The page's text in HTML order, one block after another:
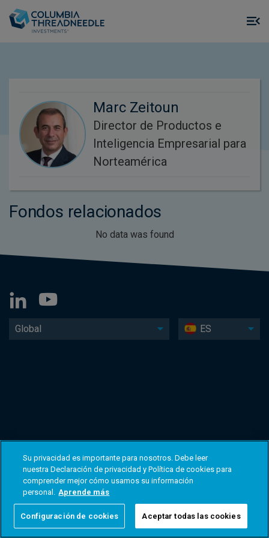
Marc Zeitoun
Director de Productos e
Inteligencia Empresarial para
Norteamérica
Fondos relacionados
No data was found
Global ES
Su privacidad es importante para nosotros. Debe leer
nuestra Declaración de privacidad y Política de cookies para
comprender mejor cómo usamos su información
personal. Aprende más
Configuración de cookies Aceptar todas las cookies